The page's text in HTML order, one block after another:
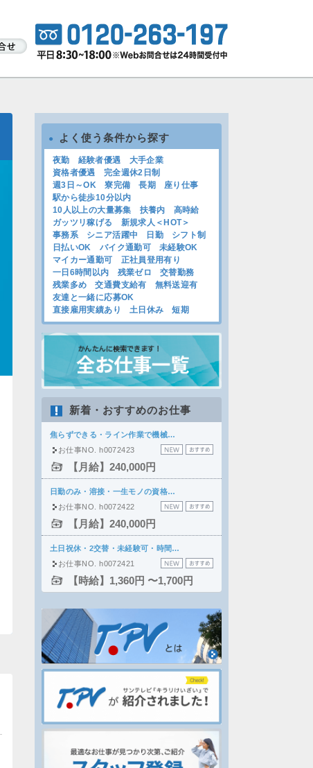
● よく使う条件から探す
夜勤 経験者優遇
大手企業
資格者優遇
完全週休2日制
週3日～OK
寮完備 長期
座り仕事
駅から徒歩10分以内
10人以上の大量募集
扶養内
高時給
ガッツリ稼げる
新規求人＜HOT＞
事務系
シニア活躍中 日勤
シフト制
日払いOK
バイク通勤可
未経験OK
マイカー通勤可
正社員登用有り
一日6時間以内
残業ゼロ
交替勤務
残業多め
交通費支給有
無料送迎有
友達と一緒に応募OK
直接雇用実績あり
土日休み 短期
新着・おすすめのお仕事
焦らずできる・ライン作業で機械…
お仕事NO. h0072423
【月給】240,000円
日勤のみ・溶接・一生モノの資格…
お仕事NO. h0072422
【月給】240,000円
土日祝休・2交替・未経験可・時間…
お仕事NO. h0072421
【時給】1,360円 〜1,700円